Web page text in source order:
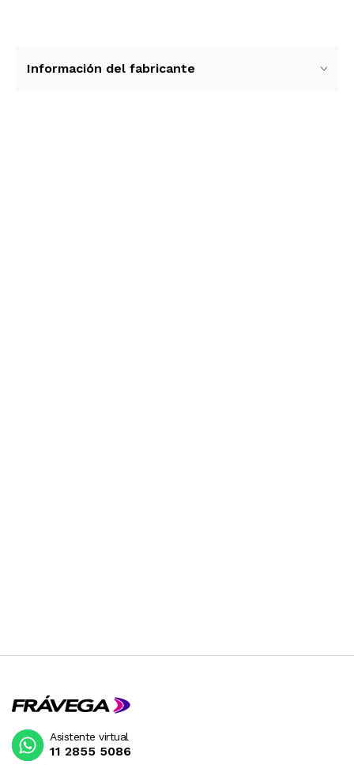
centímetros este espejo ofrece un campo de
Información del fabricante
Asistente virtual
11 2855 5086